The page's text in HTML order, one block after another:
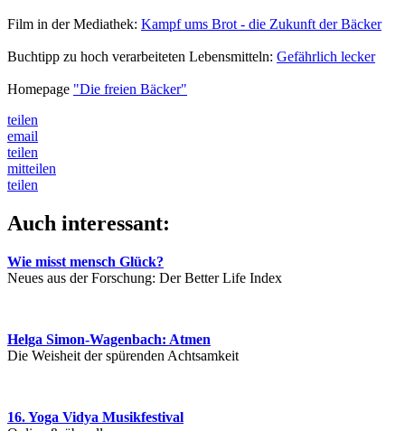
Film in der Mediathek: Kampf ums Brot - die Zukunft der Bäcker
Buchtipp zu hoch verarbeiteten Lebensmitteln: Gefährlich lecker
Homepage "Die freien Bäcker"
teilen
email
teilen
mitteilen
teilen
Auch interessant:
Wie misst mensch Glück?
Neues aus der Forschung: Der Better Life Index
Helga Simon-Wagenbach: Atmen
Die Weisheit der spürenden Achtsamkeit
16. Yoga Vidya Musikfestival